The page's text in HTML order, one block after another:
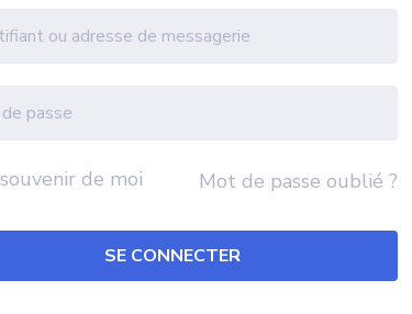
de moi Mot de passe oublié ?